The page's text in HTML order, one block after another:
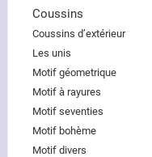
Coussins
Coussins d’extérieur
Les unis
Motif géometrique
Motif à rayures
Motif seventies
Motif bohème
Motif divers